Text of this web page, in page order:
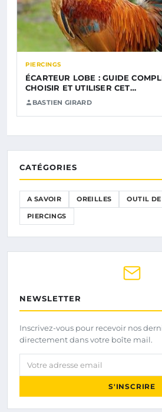
PIERCINGS
ÉCARTEUR LOBE : GUIDE
CHOISIR ET UTILISER CET…
BASTIEN GIRARD
CATÉGORIES
A SAVOIR OREILLES OUTIL DE
PIERCINGS
NEWSLETTER
Inscrivez-vous pour recevoir nos
directement dans votre boîte mail.
Votre adresse email
S'INSCRIRE